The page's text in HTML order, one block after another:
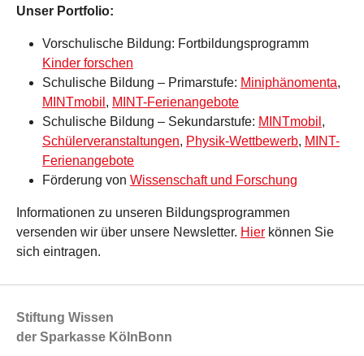
Unser Portfolio:
Vorschulische Bildung: Fortbildungsprogramm
Kinder forschen
Schulische Bildung – Primarstufe: Miniphänomenta,
MINTmobil , MINT-Ferienangebote
Schulische Bildung – Sekundarstufe: MINTmobil ,
Schülerveranstaltungen, Physik-Wettbewerb, MINT-
Ferienangebote
Förderung von Wissenschaft und Forschung
Informationen zu unseren Bildungsprogrammen
versenden wir über unsere Newsletter. Hier können Sie
sich eintragen.
Stiftung Wissen
der Sparkasse KölnBonn